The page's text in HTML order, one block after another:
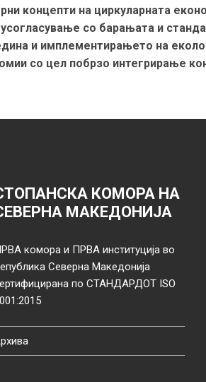
концепти на циркуларната
со барањата и
и имплементирањето на
со цел побрзо интегрирање
КОМОРА НА
МАКЕДОНИЈА
комора и ПРВА институција во
Северна Македонија
по СТАНДАРДОТ ISO